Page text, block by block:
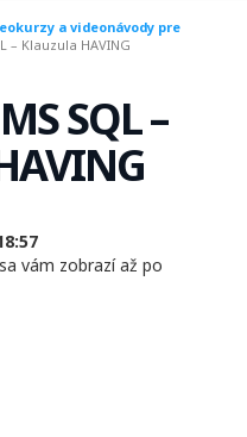
a videonávody pre
– Klauzula HAVING
SQL –
vám zobrazí až po